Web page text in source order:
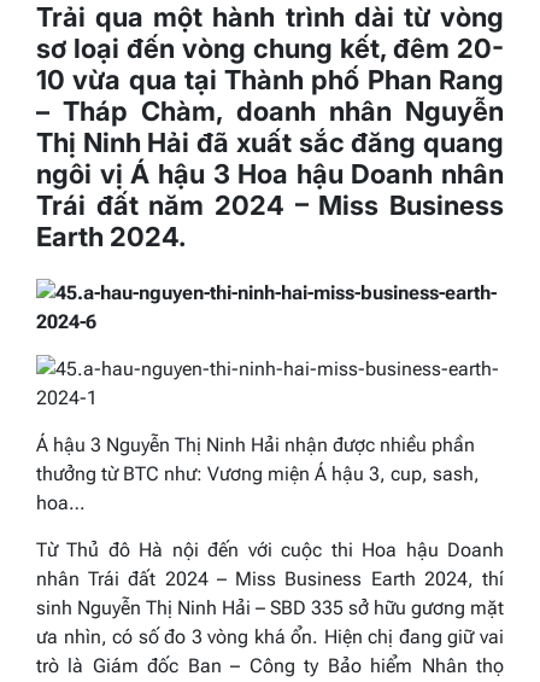
Trải qua một hành trình dài từ vòng
sơ loại đến vòng chung kết, đêm 20-
10 vừa qua tại Thành phố Phan Rang
– Tháp Chàm, doanh nhân Nguyễn
Thị Ninh Hải đã xuất sắc đăng quang
ngôi vị Á hậu 3 Hoa hậu Doanh nhân
Trái đất năm 2024 – Miss Business
Earth 2024.
Á hậu 3 Nguyễn Thị Ninh Hải nhận được nhiều phần
thưởng từ BTC như: Vương miện Á hậu 3, cup, sash,
hoa…
Từ Thủ đô Hà nội đến với cuộc thi Hoa hậu Doanh
nhân Trái đất 2024 – Miss Business Earth 2024, thí
sinh Nguyễn Thị Ninh Hải – SBD 335 sở hữu gương mặt
ưa nhìn, có số đo 3 vòng khá ổn. Hiện chị đang giữ vai
trò là Giám đốc Ban – Công ty Bảo hiểm Nhân thọ